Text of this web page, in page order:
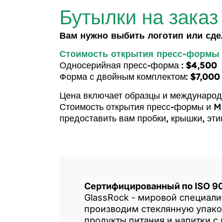
Бутылки на заказ
Вам нужно выбить логотип или
Стоимость открытия пресс-формы
Односерийная пресс-форма : $4,500
Форма с двойным комплектом: $7,000
Цена включает образцы и
Стоимость открытия пресс-формы и
предоставить вам пробки, крышки,
Сертифицированный по ISO
GlassRock - мировой
производим стеклянную